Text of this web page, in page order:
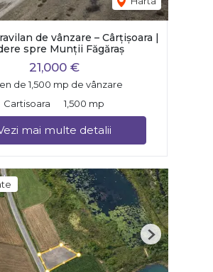
de vânzare – Cârțișoara |
spre Munții Făgăraș
21,000 €
de 1,500 mp de vânzare
Cartisoara
1,500 mp
mai multe detalii
Next